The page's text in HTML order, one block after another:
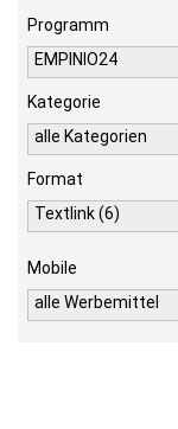
Programm
EMPINIO24
Kategorie
alle Kategorien
Format
Textlink (6)
Mobile
alle Werbemittel